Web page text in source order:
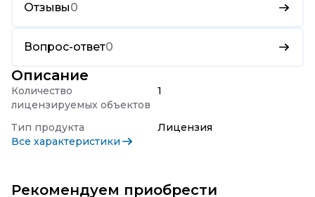
Отзывы0
Вопрос-ответ0
Описание
Количество
лицензируемых объектов
1
Тип продукта
Лицензия
Все характеристики
Рекомендуем приобрести